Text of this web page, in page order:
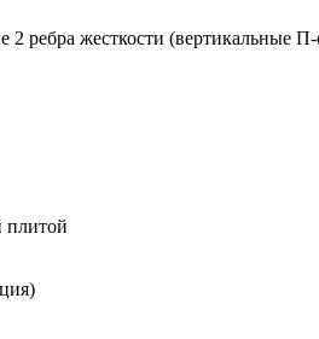
ребра жесткости (вертикальные
плитой